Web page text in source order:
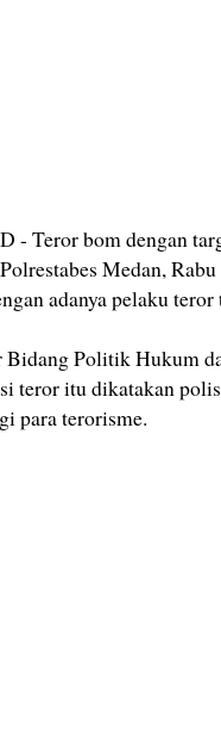
Teror bom dengan
Medan,
adanya pelaku
Politik Hukum
teror itu dikatakan
para terorisme.